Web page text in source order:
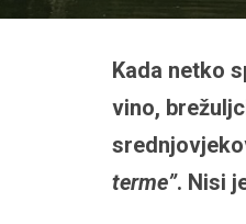
Kada netko
vino,
terme”. Nisi